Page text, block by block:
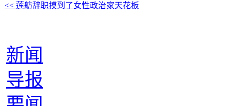
<< 莲舫辞职摸到了女性政治家天花板
新闻
导报